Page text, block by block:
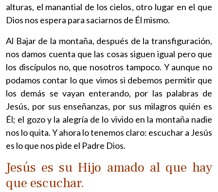
alturas, el manantial de los cielos, otro lugar en el que
Dios nos espera para saciarnos de Él mismo.
Al Bajar de la montaña, después de la transfiguración,
nos damos cuenta que las cosas siguen igual pero que
los discípulos no, que nosotros tampoco. Y aunque no
podamos contar lo que vimos si debemos permitir que
los demás se vayan enterando, por las palabras de
Jesús, por sus enseñanzas, por sus milagros quién es
Él; el gozo y la alegría de lo vivido en la montaña nadie
nos lo quita. Y ahora lo tenemos claro: escuchar a Jesús
es lo que nos pide el Padre Dios.
Jesús es su Hijo amado al que hay
que escuchar.